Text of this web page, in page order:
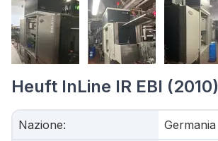
Heuft InLine IR EBI (2010)
Nazione: Germania